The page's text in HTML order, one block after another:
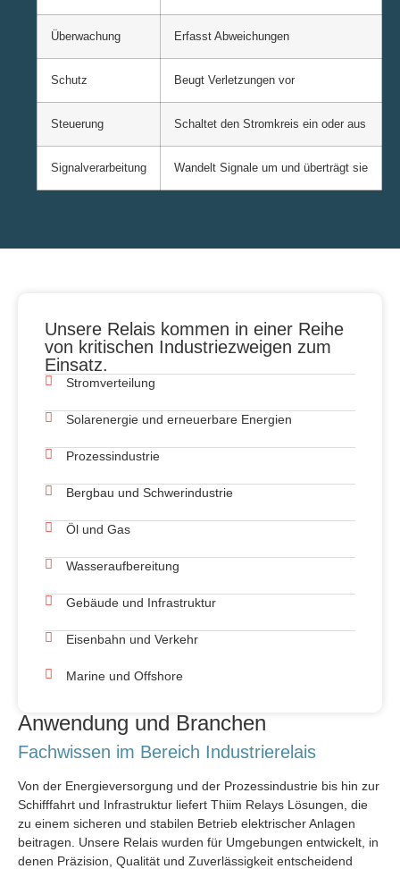
Überwachung Erfasst Abweichungen
Schutz Beugt Verletzungen vor
Steuerung Schaltet den Stromkreis ein oder aus
Signalverarbeitung Wandelt Signale um und überträgt sie
Anwendung und Branchen
Fachwissen im Bereich Industrierelais
Von der Energieversorgung und der Prozessindustrie bis hin zur
Schifffahrt und Infrastruktur liefert Thiim Relays Lösungen, die
zu einem sicheren und stabilen Betrieb elektrischer Anlagen
beitragen. Unsere Relais wurden für Umgebungen entwickelt, in
denen Präzision, Qualität und Zuverlässigkeit entscheidend
Unsere Relais kommen in einer Reihe
von kritischen Industriezweigen zum
Einsatz.
Stromverteilung
Solarenergie und erneuerbare Energien
Prozessindustrie
Bergbau und Schwerindustrie
Öl und Gas
Wasseraufbereitung
Gebäude und Infrastruktur
Eisenbahn und Verkehr
Marine und Offshore